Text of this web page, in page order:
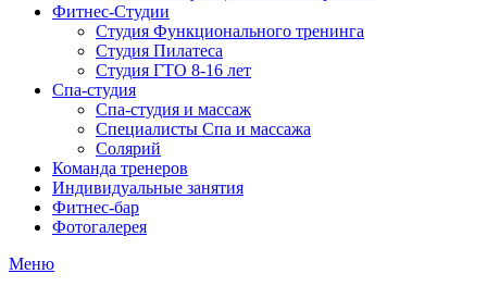
Фитнес-Студии
Студия Функционального тренинга
Студия Пилатеса
Студия ГТО 8-16 лет
Спа-студия
Спа-студия и массаж
Специалисты Спа и массажа
Солярий
Команда тренеров
Индивидуальные занятия
Фитнес-бар
Фотогалерея
Меню